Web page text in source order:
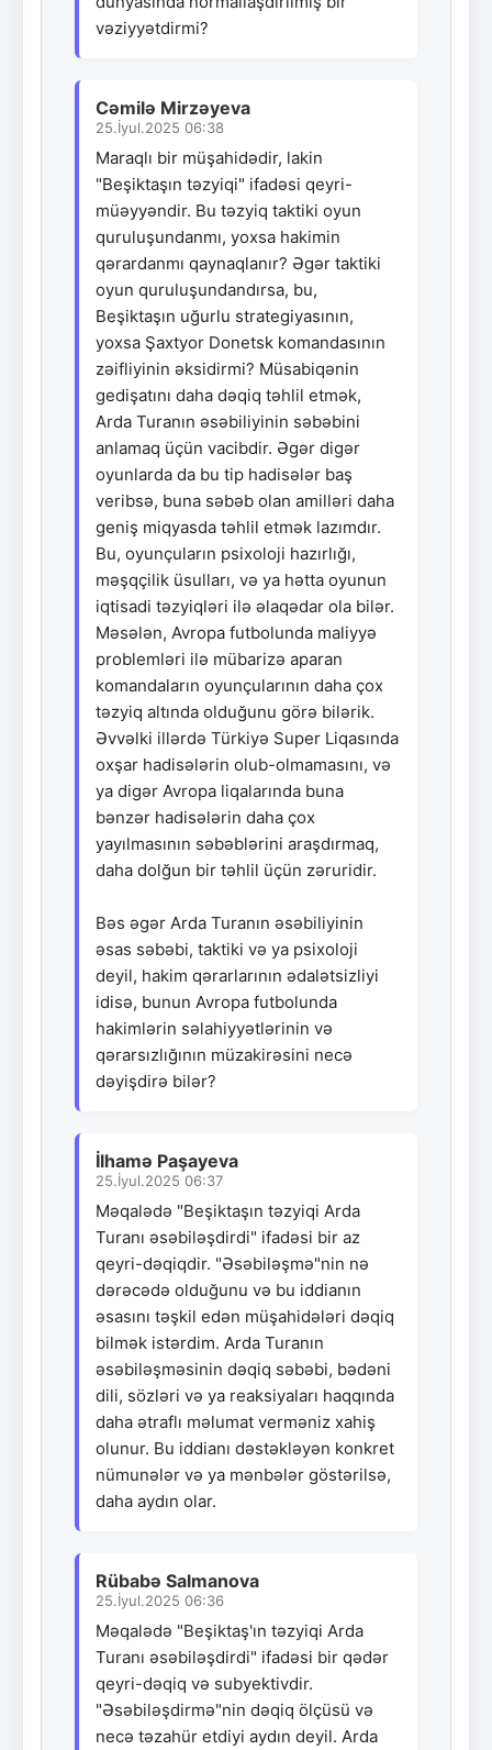
vəziyyətdirmi?
Cəmilə Mirzəyeva
25.İyul.2025 06:38
Maraqlı bir müşahidədir, lakin
"Beşiktaşın təzyiqi" ifadəsi qeyri-
müəyyəndir. Bu təzyiq taktiki oyun
quruluşundanmı, yoxsa hakimin
qərardanmı qaynaqlanır? Əgər taktiki
oyun quruluşundandırsa, bu,
Beşiktaşın uğurlu strategiyasının,
yoxsa Şaxtyor Donetsk komandasının
zəifliyinin əksidirmi? Müsabiqənin
gedişatını daha dəqiq təhlil etmək,
Arda Turanın əsəbiliyinin səbəbini
anlamaq üçün vacibdir. Əgər digər
oyunlarda da bu tip hadisələr baş
veribsə, buna səbəb olan amilləri daha
geniş miqyasda təhlil etmək lazımdır.
Bu, oyunçuların psixoloji hazırlığı,
məşqçilik üsulları, və ya hətta oyunun
iqtisadi təzyiqləri ilə əlaqədar ola bilər.
Məsələn, Avropa futbolunda maliyyə
problemləri ilə mübarizə aparan
komandaların oyunçularının daha çox
təzyiq altında olduğunu görə bilərik.
Əvvəlki illərdə Türkiyə Super Liqasında
oxşar hadisələrin olub-olmamasını, və
ya digər Avropa liqalarında buna
bənzər hadisələrin daha çox
yayılmasının səbəblərini araşdırmaq,
daha dolğun bir təhlil üçün zəruridir.
Bəs əgər Arda Turanın əsəbiliyinin
əsas səbəbi, taktiki və ya psixoloji
deyil, hakim qərarlarının ədalətsizliyi
idisə, bunun Avropa futbolunda
hakimlərin səlahiyyətlərinin və
qərarsızlığının müzakirəsini necə
dəyişdirə bilər?
İlhamə Paşayeva
25.İyul.2025 06:37
Məqalədə "Beşiktaşın təzyiqi Arda
Turanı əsəbiləşdirdi" ifadəsi bir az
qeyri-dəqiqdir. "Əsəbiləşmə"nin nə
dərəcədə olduğunu və bu iddianın
əsasını təşkil edən müşahidələri dəqiq
bilmək istərdim. Arda Turanın
əsəbiləşməsinin dəqiq səbəbi, bədəni
dili, sözləri və ya reaksiyaları haqqında
daha ətraflı məlumat verməniz xahiş
olunur. Bu iddianı dəstəkləyən konkret
nümunələr və ya mənbələr göstərilsə,
daha aydın olar.
Rübabə Salmanova
25.İyul.2025 06:36
Məqalədə "Beşiktaş'ın təzyiqi Arda
Turanı əsəbiləşdirdi" ifadəsi bir qədər
qeyri-dəqiq və subyektivdir.
"Əsəbiləşdirmə"nin dəqiq ölçüsü və
necə təzahür etdiyi aydın deyil. Arda